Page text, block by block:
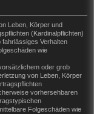
Leben, Körper und
(Kardinalpflichten)
Verhalten
wie
oder grob
von Leben, Körper
vorhersehbaren
Folgeschäden wie